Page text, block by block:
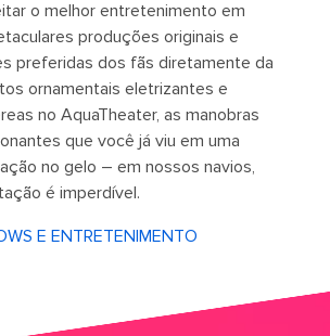
o melhor entretenimento em
produções originais e
preferidas dos fãs diretamente da
ornamentais eletrizantes e
no AquaTheater, as manobras
que você já viu em uma
no gelo – em nossos navios,
é imperdível.
E ENTRETENIMENTO
time gradient option b 5